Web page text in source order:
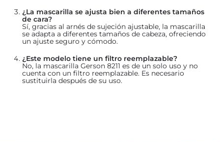
¿La mascarilla se ajusta bien a diferentes tamaños
de cara?
Sí, gracias al arnés de sujeción ajustable, la mascarilla
se adapta a diferentes tamaños de cabeza, ofreciendo
un ajuste seguro y cómodo.
¿Este modelo tiene un filtro reemplazable?
No, la mascarilla Gerson 8211 es de un solo uso y no
cuenta con un filtro reemplazable. Es necesario
sustituirla después de su uso.